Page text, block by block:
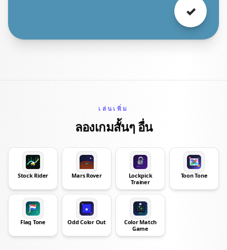
✓
เล่นเพิ่ม
ลองเกมสั้นๆ อื่น
Stock Rider Mars Rover
Lockpick
Trainer
Toon Tone
Flag Tone Odd Color Out
Color Match
Game